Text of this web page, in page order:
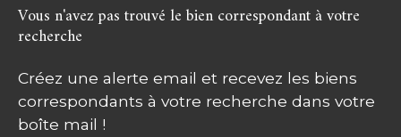
Vous n'avez pas trouvé le bien correspondant à votre
recherche
Créez une alerte email et recevez les biens
correspondants à votre recherche dans votre
boîte mail !